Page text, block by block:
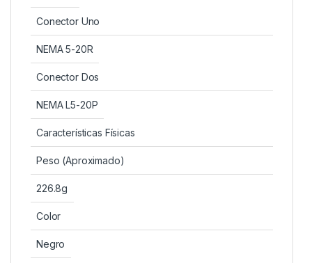
Conector Uno
NEMA 5-20R
Conector Dos
NEMA L5-20P
Características Físicas
Peso (Aproximado)
226.8g
Color
Negro